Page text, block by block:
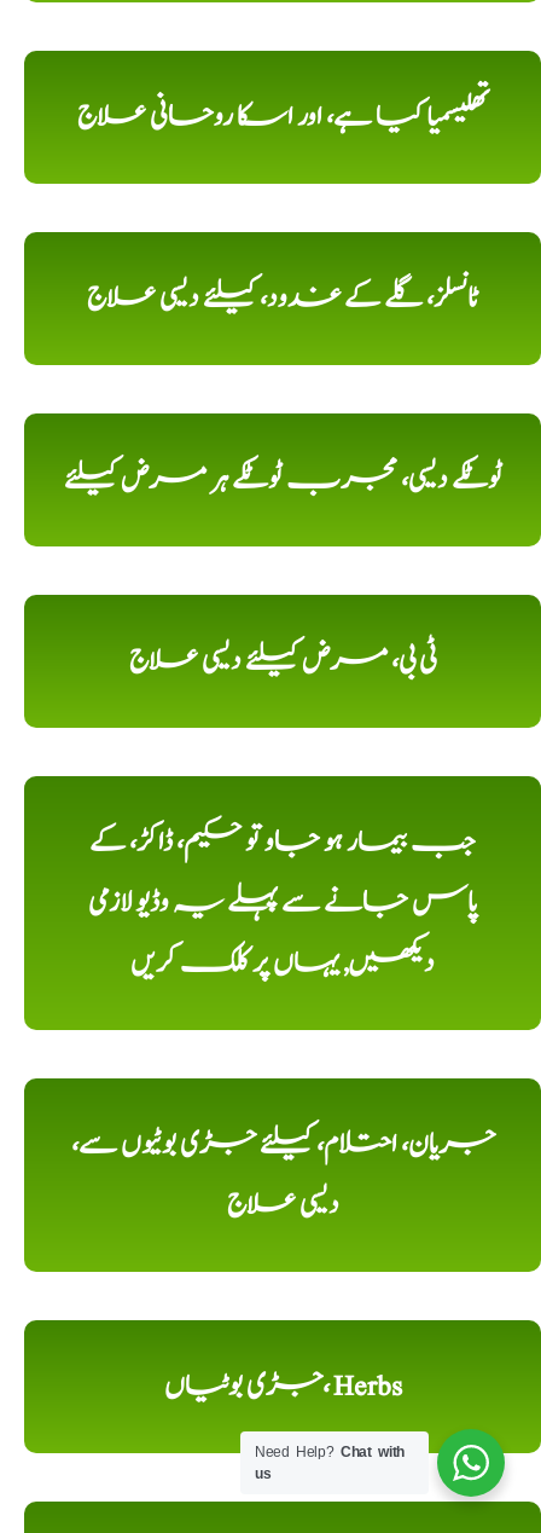
تھلیسمیا کیا ہے، اور اسکا روحانی علاج
ٹانسلز، گلے کے غدود، کیلئے دیسی علاج
ٹوٹکے دیسی، مجرب ٹوٹکے ہر مرض کیلئے
ٹی بی، مرض کیلئے دیسی علاج
جب بیمار ہو جاو تو حکیم، ڈاکڑ، کے
پاس جانے سے پہلے یہ وڈیو لازمی
دیکھیں, یہاں پر کلک کریں
جریان، احتلام، کیلئے جڑی بوٹیوں سے،
دیسی علاج
جڑی بوٹیاں، Herbs
Need Help?Chat with
us